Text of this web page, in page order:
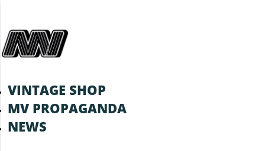
VINTAGE SHOP
MV PROPAGANDA
NEWS